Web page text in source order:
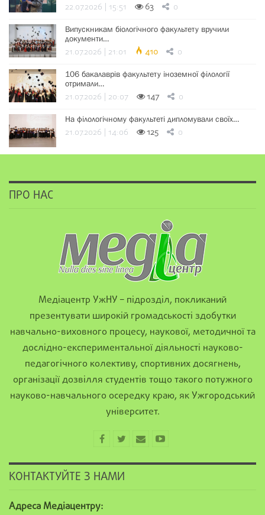
22.07.2026 | 15:51 63 0
Випускникам біологічного факультету вручили
документи…
21.07.2026 | 21:01 410 0
106 бакалаврів факультету іноземної філології
отримали…
21.07.2026 | 20:07 147 0
На філологічному факультеті дипломували своїх…
21.07.2026 | 14:06 125 0
ПРО НАС
Медіацентр УжНУ – підрозділ, покликаний
презентувати широкій громадськості здобутки
навчально-виховного процесу, наукової, методичної та
дослідно-експериментальної діяльності науково-
педагогічного колективу, спортивних досягнень,
організації дозвілля студентів тощо такого потужного
науково-навчального осередку краю, як Ужгородський
університет.
КОНТАКТУЙТЕ З НАМИ
Адреса Медіацентру: